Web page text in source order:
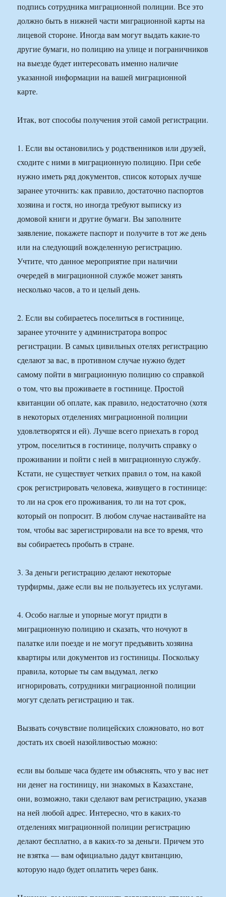
подпись сотрудника миграционной полиции. Все это
должно быть в нижней части миграционной карты на
лицевой стороне. Иногда вам могут выдать какие-то
другие бумаги, но полицию на улице и пограничников
на выезде будет интересовать именно наличие
указанной информации на вашей миграционной
карте.
Итак, вот способы получения этой самой регистрации.
1. Если вы остановились у родственников или друзей,
сходите с ними в миграционную полицию. При себе
нужно иметь ряд документов, список которых лучше
заранее уточнить: как правило, достаточно паспортов
хозяина и гостя, но иногда требуют выписку из
домовой книги и другие бумаги. Вы заполните
заявление, покажете паспорт и получите в тот же день
или на следующий вожделенную регистрацию.
Учтите, что данное мероприятие при наличии
очередей в миграционной службе может занять
несколько часов, а то и целый день.
2. Если вы собираетесь поселиться в гостинице,
заранее уточните у администратора вопрос
регистрации. В самых цивильных отелях регистрацию
сделают за вас, в противном случае нужно будет
самому пойти в миграционную полицию со справкой
о том, что вы проживаете в гостинице. Простой
квитанции об оплате, как правило, недостаточно (хотя
в некоторых отделениях миграционной полиции
удовлетворятся и ей). Лучше всего приехать в город
утром, поселиться в гостинице, получить справку о
проживании и пойти с ней в миграционную службу.
Кстати, не существует четких правил о том, на какой
срок регистрировать человека, живущего в гостинице:
то ли на срок его проживания, то ли на тот срок,
который он попросит. В любом случае настаивайте на
том, чтобы вас зарегистрировали на все то время, что
вы собираетесь пробыть в стране.
3. За деньги регистрацию делают некоторые
турфирмы, даже если вы не пользуетесь их услугами.
4. Особо наглые и упорные могут придти в
миграционную полицию и сказать, что ночуют в
палатке или поезде и не могут предъявить хозяина
квартиры или документов из гостиницы. Поскольку
правила, которые ты сам выдумал, легко
игнорировать, сотрудники миграционной полиции
могут сделать регистрацию и так.
Вызвать сочувствие полицейских сложновато, но вот
достать их своей назойливостью можно:
если вы больше часа будете им объяснять, что у вас нет
ни денег на гостиницу, ни знакомых в Казахстане,
они, возможно, таки сделают вам регистрацию, указав
на ней любой адрес. Интересно, что в каких-то
отделениях миграционной полиции регистрацию
делают бесплатно, а в каких-то за деньги. Причем это
не взятка — вам официально дадут квитанцию,
которую надо будет оплатить через банк.